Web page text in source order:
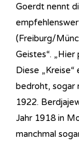
Goerdt nennt
(Freiburg/
Geistes“. „Hier
Diese „Kreise“
bedroht, sogar
1922.
Jahr 1918 in
manchmal